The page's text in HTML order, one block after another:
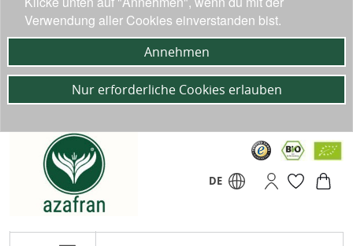
DE
Verwendung aller Cookies einverstanden bist.
Annehmen
Nur erforderliche Cookies erlauben